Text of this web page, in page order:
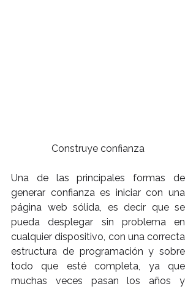
Construye confianza
Una de las principales formas de
generar confianza es iniciar con una
página web sólida, es decir que se
pueda desplegar sin problema en
cualquier dispositivo, con una correcta
estructura de programación y sobre
todo que esté completa, ya que
muchas veces pasan los años y